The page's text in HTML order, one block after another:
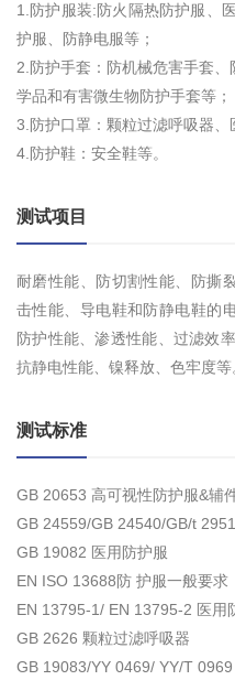
1.防护服装:防火隔热防护服、
护服、防静电服等；
2.防护手套：防机械危害手套
学品和有害微生物防护手套等；
3.防护口罩：颗粒过滤呼吸器、
4.防护鞋：安全鞋等。
测试项目
耐磨性能、防切割性能、防撕
击性能、导电鞋和防静电鞋的
防护性能、渗透性能、过滤效
抗静电性能、镍释放、色牢度等
测试标准
GB 20653 高可视性防护服&辅
GB 24559/GB 24540/GB/t
GB 19082 医用防护服
EN ISO 13688防 护服一般要求
EN 13795-1/ EN 13795-2 医用
GB 2626 颗粒过滤呼吸器
GB 19083/YY 0469/ YY/T